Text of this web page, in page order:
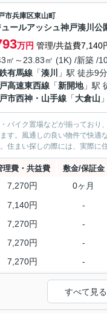
市兵庫区東山町
ュールアッシュ神戸湊川公
万円 管理/共益費7,140
㎡～23.83㎡ (1K) /新築 /
有馬線 「湊川
」駅 徒歩9分
高速東西線 「新開地」駅
市西神・山手線 「大倉山
バイク置場などが揃ってお
す。風通しの良い物件で快
住まい探しの際には、実際
理費・共益費 敷金/保証金
7,270円 0ヶ月
7,140円 -
7,270円 -
7,270円 -
7,270円 -
すべて見る